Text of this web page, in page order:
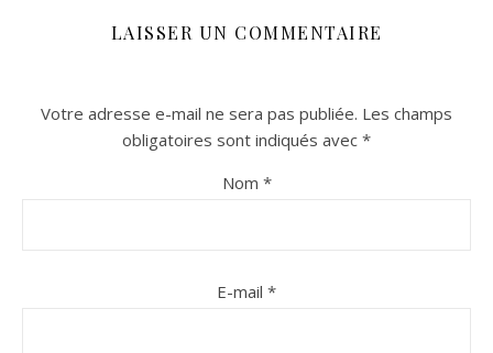
LAISSER UN COMMENTAIRE
Votre adresse e-mail ne sera pas publiée. Les champs
obligatoires sont indiqués avec *
Nom *
E-mail *